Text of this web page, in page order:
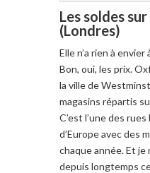
Les soldes
(Londres)
Elle n’a rien à envier
Bon, oui, les prix.
la villede
magasins répartis
C’est l’une des rues
d’Europeavec des
chaque année.Et je
depuis longtemps